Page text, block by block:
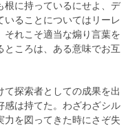
に持っているにせよ、デ
いることについてはリーレ
それこそ適当な煽り言葉を
ところは、ある意味でお互
探索者としての成果を出
感は持てた。わざわざシル
力を図ってきた時にさぞ失